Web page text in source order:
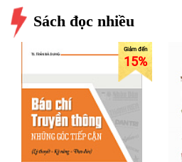
Sách đọc nhiều
15%